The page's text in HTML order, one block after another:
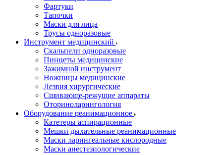
Фартуки
Тапочки
Маски для лица
Трусы одноразовые
Инструмент медицинский
Скальпели одноразовые
Пинцеты медицинские
Зажимной инструмент
Ножницы медицинские
Лезвия хирургические
Сшивающе-режущие аппараты
Оториноларингология
Оборудование реанимационное
Катетеры аспирационные
Мешки дыхательные реанимационные
Маски ларингеальные кислородные
Маски анестезиологические